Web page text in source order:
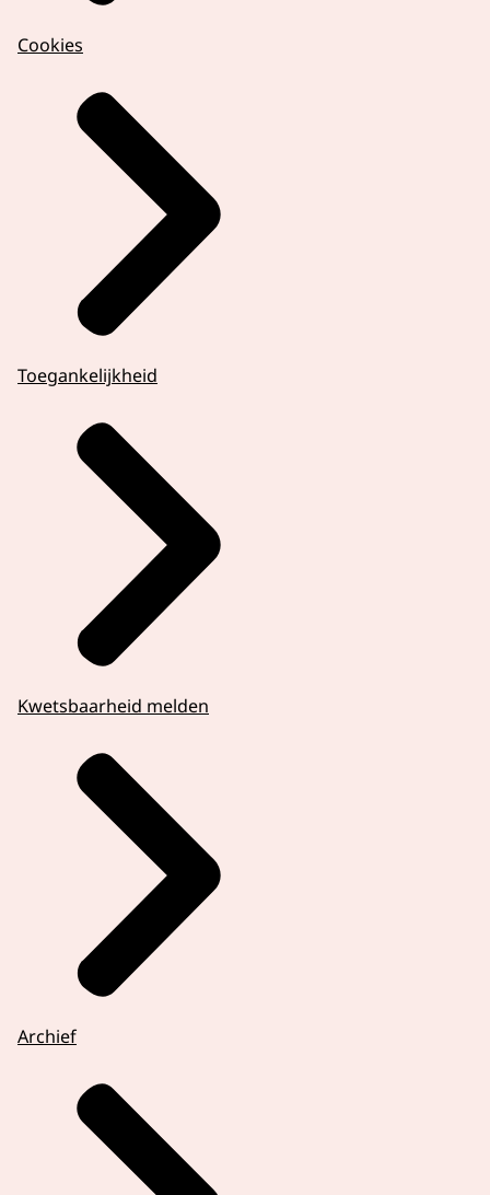
Cookies
Toegankelijkheid
Kwetsbaarheid melden
Archief